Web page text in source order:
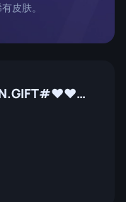
皮肤。
jeronimo10CS2SKIN.GIFT#♥♥♥♥♥♥♥